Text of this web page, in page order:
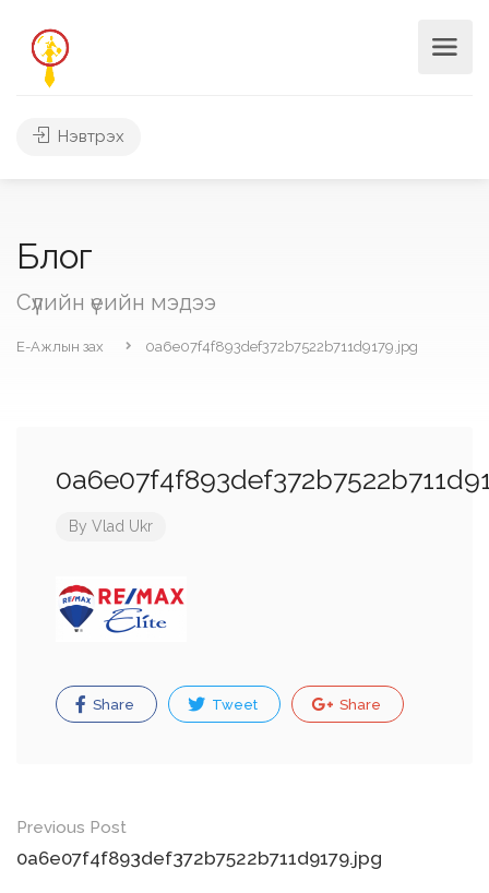
Нэвтрэх
Блог
Сүүлийн үеийн мэдээ
Е-Ажлын зах 0a6e07f4f893def372b7522b711d9179.jpg
By Vlad Ukr
Share Tweet Share
Post
navigation
Previous Post
0a6e07f4f893def372b7522b711d9179.jpg